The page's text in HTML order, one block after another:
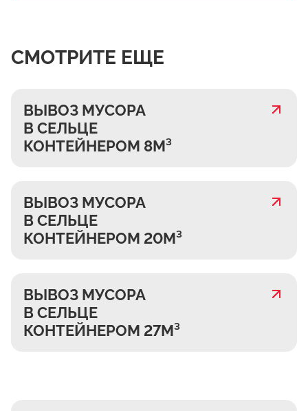
СМОТРИТЕ ЕЩЕ
ВЫВОЗ МУСОРА
В СЕЛЬЦЕ
КОНТЕЙНЕРОМ 8М³
ВЫВОЗ МУСОРА
В СЕЛЬЦЕ
КОНТЕЙНЕРОМ 20М³
ВЫВОЗ МУСОРА
В СЕЛЬЦЕ
КОНТЕЙНЕРОМ 27М³